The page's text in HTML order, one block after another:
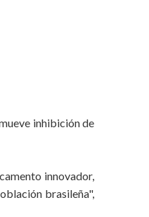
inhibición de
innovador,
brasileña",